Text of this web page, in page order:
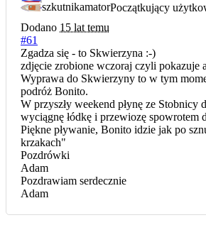
szkutnikamatorPoczątkujący
Dodano 15 lat temu
#61
Zgadza się - to Skwierzyna :-)
zdjęcie zrobione wczoraj czyli pokazuje
Wyprawa do Skwierzyny to w tym
podróż Bonito.
W przyszły weekend płynę ze Stobnicy
wyciągnę łódkę i przewiozę spowrotem
Piękne pływanie, Bonito idzie jak po
krzakach"
Pozdrówki
Adam
Pozdrawiam serdecznie
Adam